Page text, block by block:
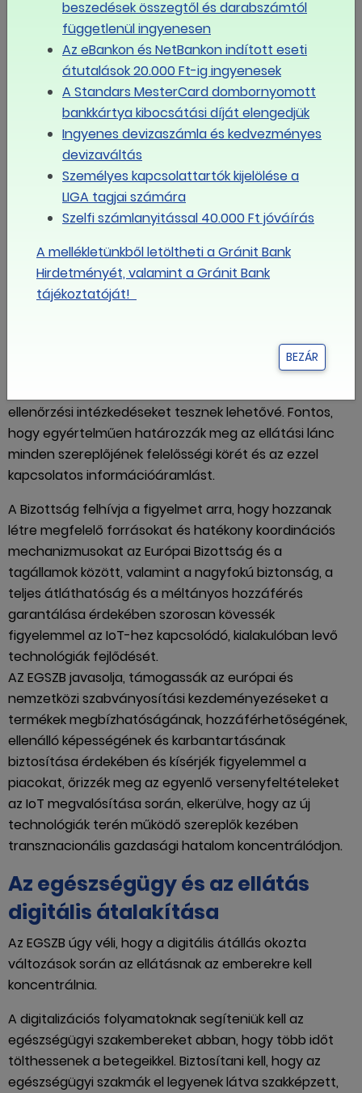
vonatkozó jövőbeli etikai iránymutatások állapítsanak
meg egyértelmű határt a munkavállalók és az
intelligens gépek közötti kapcsolatban, illetve javasolja,
hogy ezek az iránymutatások tartalmazzák a
mesterséges intelligencia-rendszerek átlátható
használatának elveit.AZ EGSZB azt javasolja, hogy a
mérnökök és az intelligens gépek tervezői kapjanak
etikai képzést;fontosnak tartja továbbá a jogi
felelősség elvének tisztázását, és ambiciózusabb
megközelítést sürget a termékfelelősségről szóló
Bizalom, magánélet és biztonság
/ A dolgok internete
adatvédelmet olyan megfelelő szabályozási keretek
ellenőrzési intézkedéseket tesznek lehetővé. Fontos,
hogy egyértelműen határozzák meg az ellátási lánc
minden szereplőjének felelősségi körét és az ezzel
kapcsolatos információáramlást.
A Bizottság felhívja a figyelmet arra, hogy hozzanak
létre megfelelő forrásokat és hatékony koordinációs
mechanizmusokat az Európai Bizottság és a
tagállamok között, valamint a nagyfokú biztonság, a
teljes átláthatóság és a méltányos hozzáférés
garantálása érdekében szorosan kövessék
figyelemmel az IoT-hez kapcsolódó, kialakulóban levő
technológiák fejlődését.
AZ EGSZB javasolja, támogassák az európai és
nemzetközi szabványosítási kezdeményezéseket a
termékek megbízhatóságának, hozzáférhetőségének,
ellenálló képességének és karbantartásának
biztosítása érdekében és kísérjék figyelemmel a
piacokat, őrizzék meg az egyenlő versenyfeltételeket
az IoT megvalósítása során, elkerülve, hogy az új
technológiák terén működő szereplők kezében
transznacionális gazdasági hatalom koncentrálódjon.
Az egészségügy és az ellátás
digitális átalakítása
Az EGSZB úgy véli, hogy a digitális átállás okozta
változások során az ellátásnak az emberekre kell
koncentrálnia.
A digitalizációs folyamatoknak segíteniük kell az
egészségügyi szakembereket abban, hogy több időt
tölthessenek a betegeikkel. Biztosítani kell, hogy az
egészségügyi szakmák el legyenek látva szakképzett,
beszedések összegtől és darabszámtól
függetlenül ingyenesen
Az eBankon és NetBankon indított eseti
átutalások 20.000 Ft-ig ingyenesek
A Standars MesterCard dombornyomott
bankkártya kibocsátási díját elengedjük
Ingyenes devizaszámla és kedvezményes
devizaváltás
Személyes kapcsolattartók kijelölése a
LIGA tagjai számára
Szelfi számlanyitással 40.000 Ft jóváírás
A mellékletünkből letöltheti a Gránit Bank
Hirdetményét, valamint a Gránit Bank
tájékoztatóját!
BEZÁR